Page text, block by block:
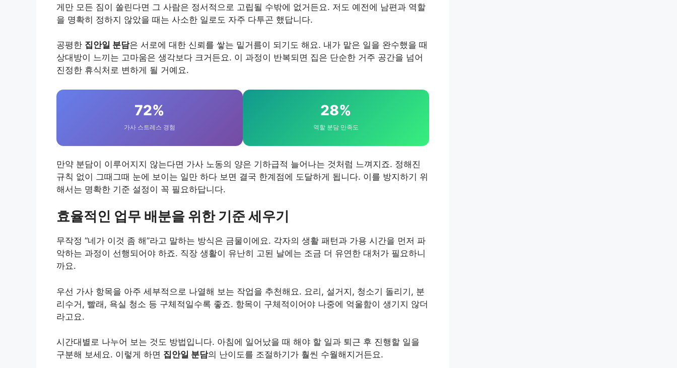
게만 모든 짐이 쏠린다면 그 사람은 정서적으로 고립될 수밖에 없거든요. 저도 예전에 남편과 역할
을 명확히 정하지 않았을 때는 사소한 일로도 자주 다투곤 했답니다.
공평한 집안일 분담은 서로에 대한 신뢰를 쌓는 밑거름이 되기도 해요. 내가 맡은 일을 완수했을 때
상대방이 느끼는 고마움은 생각보다 크거든요. 이 과정이 반복되면 집은 단순한 거주 공간을 넘어
진정한 휴식처로 변하게 될 거예요.
72%
가사 스트레스 경험
28%
역할 분담 만족도
만약 분담이 이루어지지 않는다면 가사 노동의 양은 기하급적 늘어나는 것처럼 느껴지죠. 정해진
규칙 없이 그때그때 눈에 보이는 일만 하다 보면 결국 한계점에 도달하게 됩니다. 이를 방지하기 위
해서는 명확한 기준 설정이 꼭 필요하답니다.
효율적인 업무 배분을 위한 기준 세우기
무작정 “네가 이것 좀 해”라고 말하는 방식은 금물이에요. 각자의 생활 패턴과 가용 시간을 먼저 파
악하는 과정이 선행되어야 하죠. 직장 생활이 유난히 고된 날에는 조금 더 유연한 대처가 필요하니
까요.
우선 가사 항목을 아주 세부적으로 나열해 보는 작업을 추천해요. 요리, 설거지, 청소기 돌리기, 분
리수거, 빨래, 욕실 청소 등 구체적일수록 좋죠. 항목이 구체적이어야 나중에 억울함이 생기지 않더
라고요.
시간대별로 나누어 보는 것도 방법입니다. 아침에 일어났을 때 해야 할 일과 퇴근 후 진행할 일을
구분해 보세요. 이렇게 하면 집안일 분담의 난이도를 조절하기가 훨씬 수월해지거든요.